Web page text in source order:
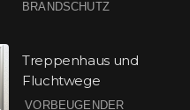
BRANDSCHUTZ
Treppenhaus und
Fluchtwege
VORBEUGENDER